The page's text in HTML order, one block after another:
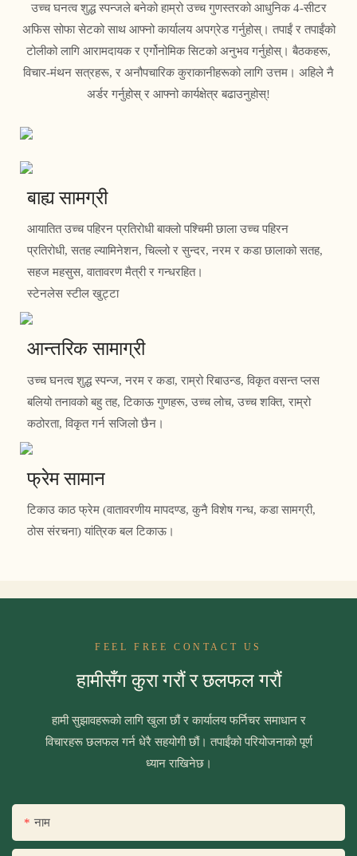
उच्च घनत्व शुद्ध स्पन्जले बनेको हाम्रो उच्च गुणस्तरको आधुनिक 4-सीटर
अफिस सोफा सेटको साथ आफ्नो कार्यालय अपग्रेड गर्नुहोस्। तपाईं र तपाईंको
टोलीको लागि आरामदायक र एर्गोनोमिक सिटको अनुभव गर्नुहोस्। बैठकहरू,
विचार-मंथन सत्रहरू, र अनौपचारिक कुराकानीहरूको लागि उत्तम। अहिले नै
अर्डर गर्नुहोस् र आफ्नो कार्यक्षेत्र बढाउनुहोस्!
बाह्य सामग्री
आयातित उच्च पहिरन प्रतिरोधी बाक्लो पश्चिमी छाला उच्च पहिरन
प्रतिरोधी, सतह ल्यामिनेशन, चिल्लो र सुन्दर, नरम र कडा छालाको सतह,
सहज महसुस, वातावरण मैत्री र गन्धरहित।
स्टेनलेस स्टील खुट्टा
आन्तरिक सामाग्री
उच्च घनत्व शुद्ध स्पन्ज, नरम र कडा, राम्रो रिबाउन्ड, विकृत वसन्त प्लस
बलियो तनावको बहु तह, टिकाऊ गुणहरू, उच्च लोच, उच्च शक्ति, राम्रो
कठोरता, विकृत गर्न सजिलो छैन।
फ्रेम सामान
टिकाउ काठ फ्रेम (वातावरणीय मापदण्ड, कुनै विशेष गन्ध, कडा सामग्री,
ठोस संरचना) यांत्रिक बल टिकाऊ।
FEEL FREE CONTACT US
हामीसँग कुरा गरौं र छलफल गरौं
हामी सुझावहरूको लागि खुला छौं र कार्यालय फर्निचर समाधान र
विचारहरू छलफल गर्न धेरै सहयोगी छौं। तपाईंको परियोजनाको पूर्ण
ध्यान राखिनेछ।
नाम